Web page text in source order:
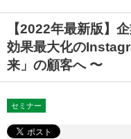
【2022年最新版】
効果最大化の
来」の顧客へ 〜
セミナー